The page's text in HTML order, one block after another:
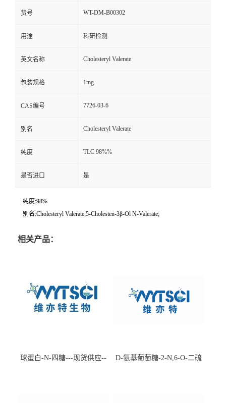
货号 WT-DM-B00302
用途 科研检测
英文名称 Cholesteryl Valerate
包装规格 1mg
CAS编号 7726-03-6
别名 Cholesteryl Valerate
纯度 TLC 98%%
是否进口 是
纯度:98%
别名:Cholesteryl Valerate;5-Cholesten-3β-Ol N-Valerate;
相关产品：
球蛋白-N-四糖---现货供应--
D-氨基葡萄糖-2-N,6-O-二硫